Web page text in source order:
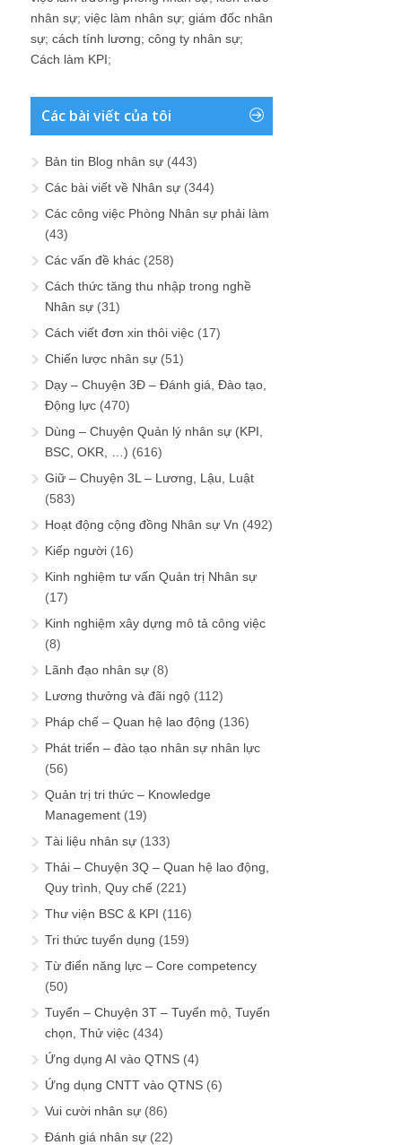
nhân sự; việc làm nhân sự; giám đốc nhân
sự; cách tính lương; công ty nhân sự;
Cách làm KPI;
Các bài viết của tôi
Bản tin Blog nhân sự (443)
Các bài viết về Nhân sự (344)
Các công việc Phòng Nhân sự phải làm
(43)
Các vấn đề khác (258)
Cách thức tăng thu nhập trong nghề
Nhân sự (31)
Cách viết đơn xin thôi việc (17)
Chiến lược nhân sự (51)
Dạy – Chuyện 3Đ – Đánh giá, Đào tạo,
Động lực (470)
Dùng – Chuyện Quản lý nhân sự (KPI,
BSC, OKR, …) (616)
Giữ – Chuyện 3L – Lương, Lậu, Luật
(583)
Hoạt động cộng đồng Nhân sự Vn (492)
Kiếp người (16)
Kinh nghiệm tư vấn Quản trị Nhân sự
(17)
Kinh nghiệm xây dựng mô tả công việc
(8)
Lãnh đạo nhân sự (8)
Lương thưởng và đãi ngộ (112)
Pháp chế – Quan hệ lao động (136)
Phát triển – đào tạo nhân sự nhân lực
(56)
Quản trị tri thức – Knowledge
Management (19)
Tài liệu nhân sự (133)
Thải – Chuyện 3Q – Quan hệ lao động,
Quy trình, Quy chế (221)
Thư viện BSC & KPI (116)
Tri thức tuyển dụng (159)
Từ điển năng lực – Core competency
(50)
Tuyển – Chuyện 3T – Tuyển mộ, Tuyển
chọn, Thử việc (434)
Ứng dụng AI vào QTNS (4)
Ứng dụng CNTT vào QTNS (6)
Vui cười nhân sự (86)
Đánh giá nhân sự (22)